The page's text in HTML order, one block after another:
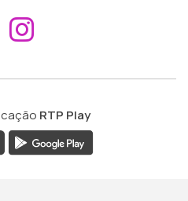
Aceder ao
RTP Play